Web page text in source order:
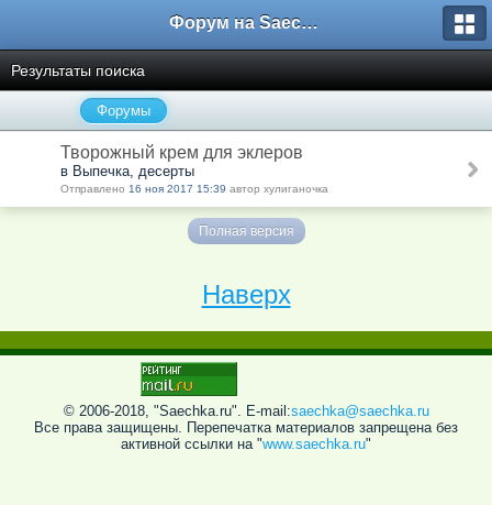
Форум на Saechka.Ru - энциклопедия домашнего уюта
Результаты поиска
Форумы
Творожный крем для эклеров
в Выпечка, десерты
Отправлено 16 ноя 2017 15:39 автор хулиганочка
Полная версия
Наверх
© 2006-2018, "Saechka.ru". E-mail:saechka@saechka.ru
Все права защищены. Перепечатка материалов запрещена без
активной ссылки на "www.saechka.ru"